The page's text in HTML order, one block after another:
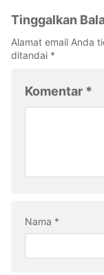
Tinggalkan
Alamat email Anda
ditandai *
Komentar *
Nama *